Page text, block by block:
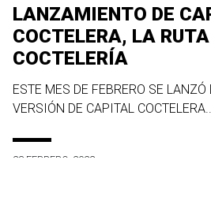
LANZAMIENTO DE
COCTELERA, LA
COCTELERÍA
ESTE MES DE FEBRERO SE LANZÓ
VERSIÓN DE CAPITAL COCTELERA...
23 FEBRERO, 2022